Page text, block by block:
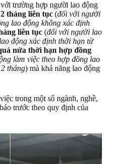
trường hợp người lao động
tháng liên tục (đối với người
lao động không xác định
liên tục (đối với người lao
động xác định thời hạn từ
nửa thời hạn hợp đồng
làm việc theo hợp đồng lao
tháng) mà khả năng lao động
trong một số ngành, nghề,
trước theo quy định của